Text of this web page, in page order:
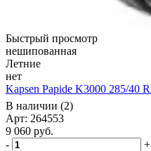
Быстрый просмотр
нешипованная
Летние
нет
Kapsen Papide K3000 285/40
В наличии (2)
Арт: 264553
9 060 руб.
-
+